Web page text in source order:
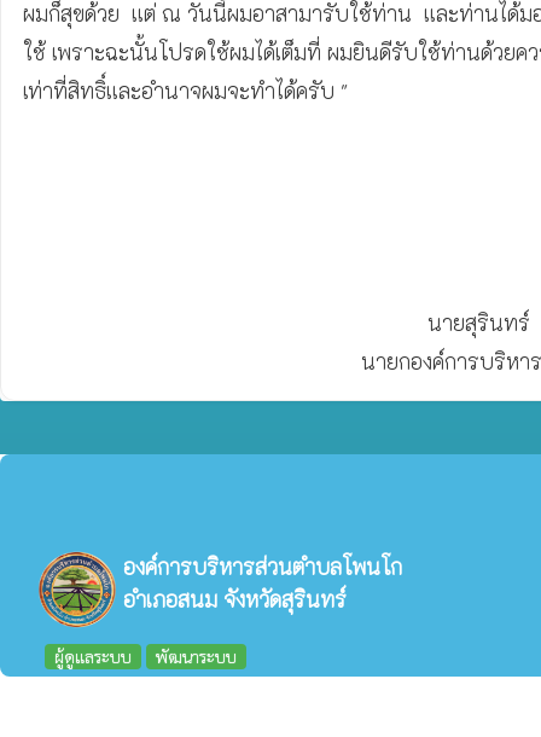
ผมก็สุขด้วย  แต่ ณ วันนี้ผมอาสามารับใช้ท่าน  และท่านได้ม
ใช้ เพราะฉะนั้นโปรดใช้ผมได้เต็มที่ ผมยินดีรับใช้ท่านด้วยคว
เท่าที่สิทธิ์และอำนาจผมจะทำได้ครับ "
องค์การบริหารส่วนตำบลโพนโก
อำเภอสนม จังหวัดสุรินทร์
ผู้ดูแลระบบ พัฒนาระบบ